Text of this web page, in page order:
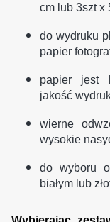
cm lub 3szt x
do wydruku
papier
papier jest
jakość
wierne
wysokie
do wyboru
białym lub